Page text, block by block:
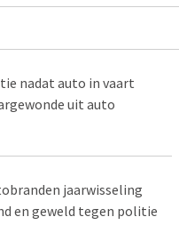
nadat auto in vaart
uit auto
jaarwisseling
en geweld tegen politie